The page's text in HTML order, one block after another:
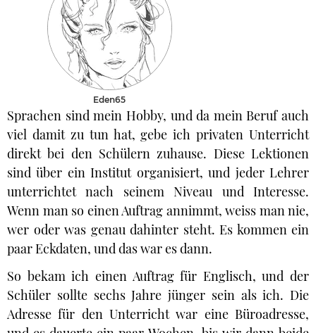
Eden65
Sprachen sind mein Hobby, und da mein Beruf auch
viel damit zu tun hat, gebe ich privaten Unterricht
direkt bei den Schülern zuhause. Diese Lektionen
sind über ein Institut organisiert, und jeder Lehrer
unterrichtet nach seinem Niveau und Interesse.
Wenn man so einen Auftrag annimmt, weiss man nie,
wer oder was genau dahinter steht. Es kommen ein
paar Eckdaten, und das war es dann.
So bekam ich einen Auftrag für Englisch, und der
Schüler sollte sechs Jahre jünger sein als ich. Die
Adresse für den Unterricht war eine Büroadresse,